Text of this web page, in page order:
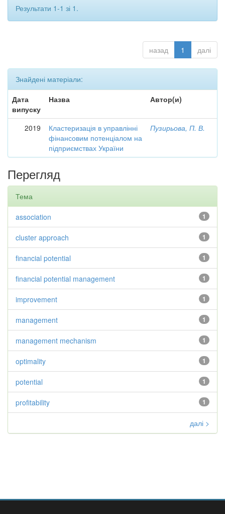
Результати 1-1 зі 1.
назад 1 далі
Знайдені матеріали:
Дата
випуску
Назва Автор(и)
2019
Кластеризація в управлінні
фінансовим потенціалом на
підприємствах України
Пузирьова, П. В.
Перегляд
Тема
1
association
1
cluster approach
1
financial potential
1
financial potential management
1
improvement
1
management
1
management mechanism
1
optimality
1
potential
1
profitability
далі >